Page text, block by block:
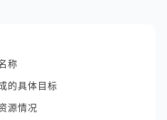
称
的具体目标
源情况